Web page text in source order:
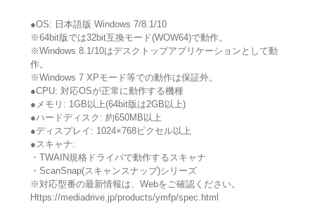
●OS: 日本語版 Windows 7/8.1/10
※64bit版では32bit互換モード(WOW64)で動作。
※Windows 8.1/10はデスクトップアプリケーションとして動
作。
※Windows 7 XPモード等での動作は保証外。
●CPU: 対応OSが正常に動作する機種
●メモリ: 1GB以上(64bit版は2GB以上)
●ハードディスク: 約650MB以上
●ディスプレイ: 1024×768ピクセル以上
●スキャナ:
・TWAIN規格ドライバで動作するスキャナ
・ScanSnap(スキャンスナップ)シリーズ
※対応型番の最新情報は、Webをご確認ください。
Https://mediadrive.jp/products/ymfp/spec.html